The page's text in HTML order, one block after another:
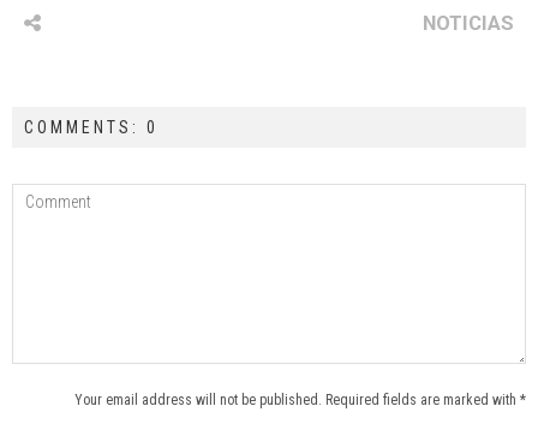
NOTICIAS
COMMENTS: 0
Your email address will not be published. Required fields are marked with *